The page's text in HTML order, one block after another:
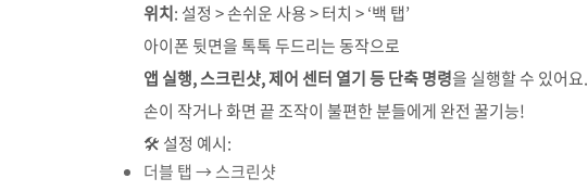
위치: 설정 > 손쉬운 사용 > 터치 > ‘백 탭’
아이폰 뒷면을 톡톡 두드리는 동작으로
앱 실행, 스크린샷, 제어 센터 열기 등 단축 명령을 실행할 수 있어요.
손이 작거나 화면 끝 조작이 불편한 분들에게 완전 꿀기능!
🛠 설정 예시:
더블 탭 → 스크린샷